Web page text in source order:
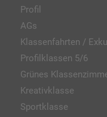
Profil
AGs
Klassenfahrten /
Profilklassen 5/6
Grünes
Kreativklasse
Sportklasse